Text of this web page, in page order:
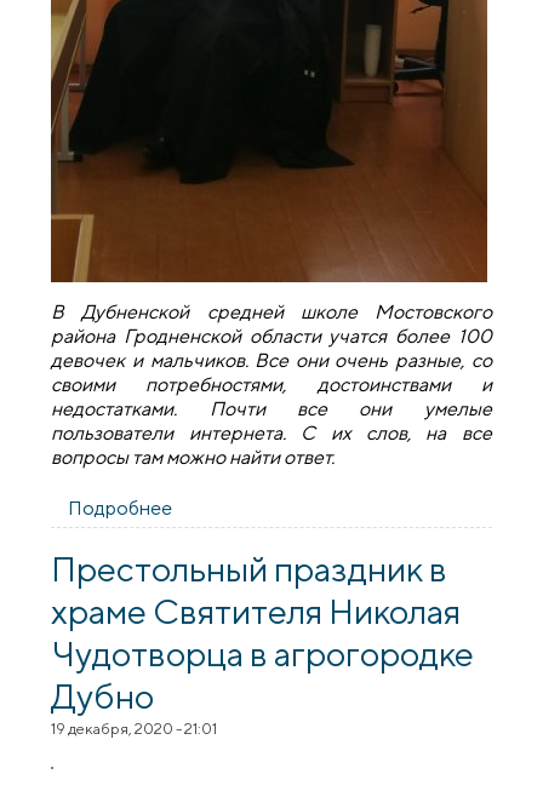
В Дубненской средней школе Мостовского
района Гродненской области учатся более 100
девочек и мальчиков. Все они очень разные, со
своими потребностями, достоинствами и
недостатками. Почти все они умелые
пользователи интернета. С их слов, на все
вопросы там можно найти ответ.
Подробнее
мероприятии в рамках проекта "ШАГ" в
Дубненской средней школе
Престольный праздник в
храме Святителя Николая
Чудотворца в агрогородке
Дубно
19 декабря, 2020 - 21:01